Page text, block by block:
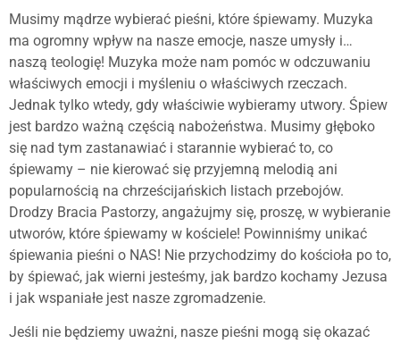
Musimy mądrze wybierać pieśni, które śpiewamy. Muzyka
ma ogromny wpływ na nasze emocje, nasze umysły i…
naszą teologię! Muzyka może nam pomóc w odczuwaniu
właściwych emocji i myśleniu o właściwych rzeczach.
Jednak tylko wtedy, gdy właściwie wybieramy utwory. Śpiew
jest bardzo ważną częścią nabożeństwa. Musimy głęboko
się nad tym zastanawiać i starannie wybierać to, co
śpiewamy – nie kierować się przyjemną melodią ani
popularnością na chrześcijańskich listach przebojów.
Drodzy Bracia Pastorzy, angażujmy się, proszę, w wybieranie
utworów, które śpiewamy w kościele! Powinniśmy unikać
śpiewania pieśni o NAS! Nie przychodzimy do kościoła po to,
by śpiewać, jak wierni jesteśmy, jak bardzo kochamy Jezusa
i jak wspaniałe jest nasze zgromadzenie.
Jeśli nie będziemy uważni, nasze pieśni mogą się okazać